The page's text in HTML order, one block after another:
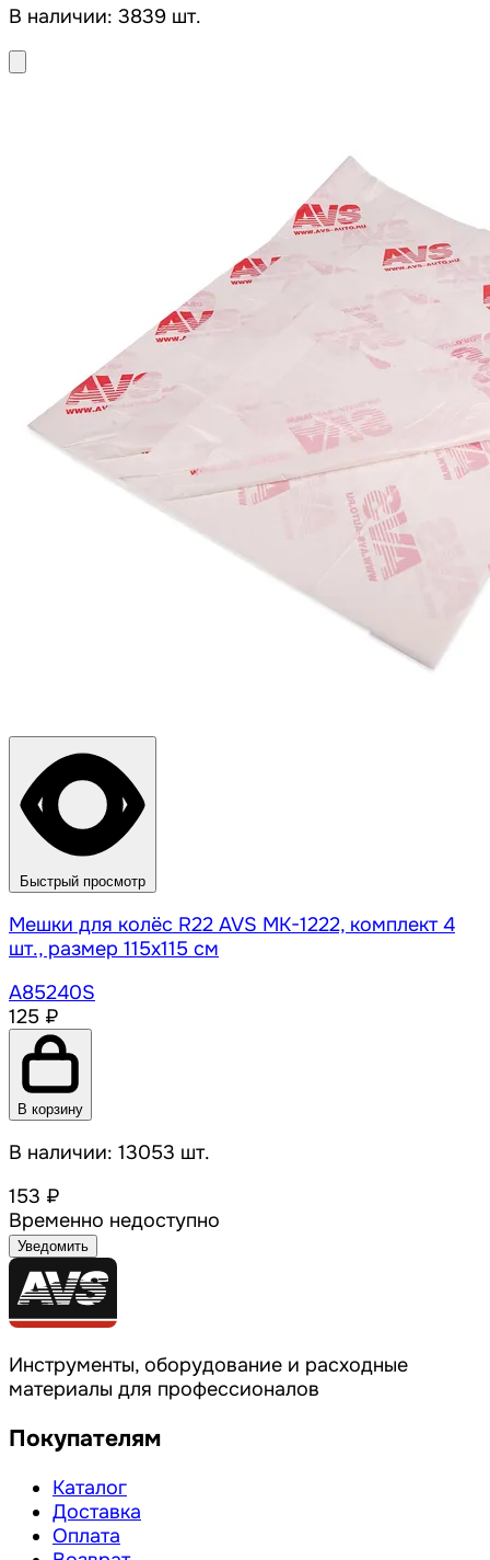
В наличии: 3839 шт.
Быстрый просмотр
Мешки для колёс R22 AVS MK-1222, комплект 4
шт., размер 115х115 см
A85240S
125 ₽
В корзину
В наличии: 13053 шт.
153 ₽
Временно недоступно
Уведомить
Инструменты, оборудование и расходные
материалы для профессионалов
Покупателям
Каталог
Доставка
Оплата